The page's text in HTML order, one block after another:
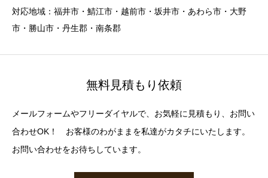
対応地域：福井市・鯖江市・越前市・坂井市・あわら市・大野
市・勝山市・丹生郡・南条郡
無料見積もり依頼
メールフォームやフリーダイヤルで、お気軽に見積もり、お問い
合わせOK！ お客様のわがままを私達がカタチにいたします。
お問い合わせをお待ちしています。